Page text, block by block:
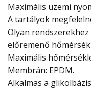
Maximális üzemi
A tartályok
Olyan
előremenő
Maximális
Membrán: EPDM.
Alkalmas a